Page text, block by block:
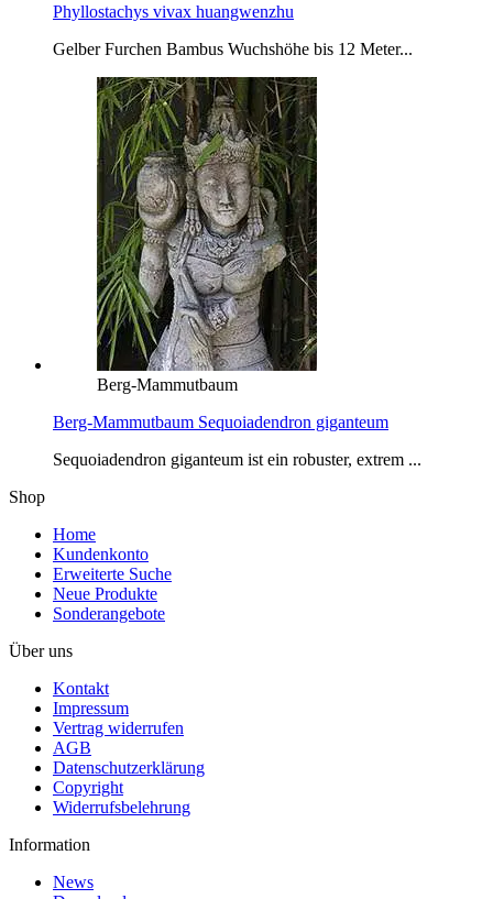
Phyllostachys vivax huangwenzhu
Gelber Furchen Bambus Wuchshöhe bis 12 Meter...
Berg-Mammutbaum
Berg-Mammutbaum Sequoiadendron giganteum
Sequoiadendron giganteum ist ein robuster, extrem ...
Shop
Home
Kundenkonto
Erweiterte Suche
Neue Produkte
Sonderangebote
Über uns
Kontakt
Impressum
Vertrag widerrufen
AGB
Datenschutzerklärung
Copyright
Widerrufsbelehrung
Information
News